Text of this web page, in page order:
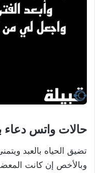
حالات واتس دعاء
تضيق الحياه بالعبد
وبالأخص إن كانت